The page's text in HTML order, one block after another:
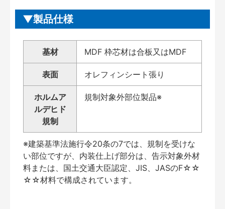
製品仕様
基材 MDF 枠芯材は合板又はMDF
表面 オレフィンシート張り
ホルムア
ルデヒド
規制
規制対象外部位製品※
※建築基準法施行令20条の7では、規制を受けな
い部位ですが、内装仕上げ部分は、告示対象外材
料または、国土交通大臣認定、JIS、JASのF☆☆
☆☆材料で構成されています。